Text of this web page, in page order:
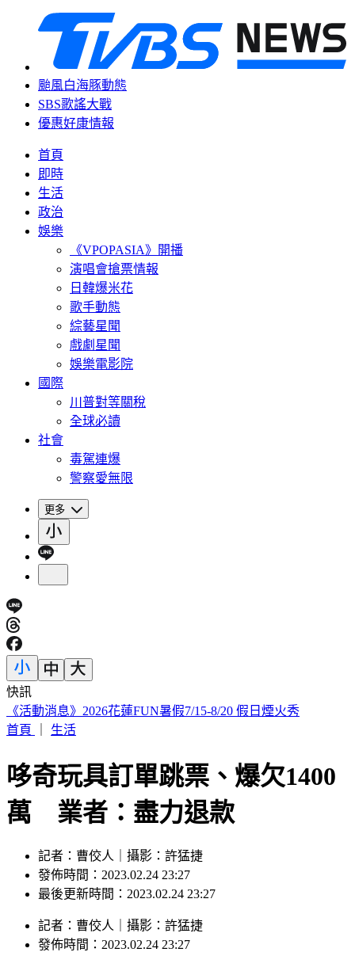
颱風白海豚動態
SBS歌謠大戰
優惠好康情報
首頁
即時
生活
政治
娛樂
《VPOPASIA》開播
演唱會搶票情報
日韓爆米花
歌手動態
綜藝星聞
戲劇星聞
娛樂電影院
國際
川普對等關稅
全球必讀
社會
毒駕連爆
警察愛無限
更多
快訊
濱海作戰區指揮部首次參訓！驗證近岸打擊、反制共軍登陸
首頁
生活
哆奇玩具訂單跳票、爆欠1400
萬 業者：盡力退款
記者：曹佼人｜攝影：許猛捷
發佈時間：2023.02.24 23:27
最後更新時間：2023.02.24 23:27
記者 ： 曹佼人 攝影 ： 許猛捷
發佈時間： 2023.02.24 23:27